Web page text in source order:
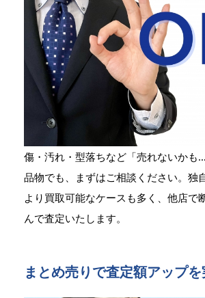
傷・汚れ・型落ちなど「売れないかも
品物でも、まずはご相談ください。独
より買取可能なケースも多く、他店で
んで査定いたします。
まとめ売りで査定額アップ